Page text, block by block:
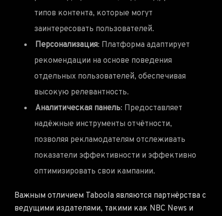
типов контента, которые могут
заинтересовать пользователей.
Персонализация: Платформа адаптирует
рекомендации на основе поведения
отдельных пользователей, обеспечивая
высокую релевантность.
Аналитическая панель: Предоставляет
надёжные инструменты отчётности,
позволяя рекламодателям отслеживать
показатели эффективности и эффективно
оптимизировать свои кампании.
Важным отличием Taboola являются партнёрства с
ведущими издателями, такими как NBC News и